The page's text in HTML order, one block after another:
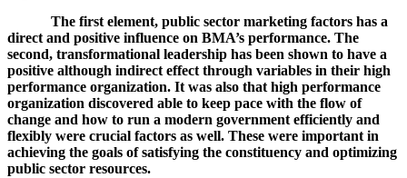
The first element, public sector marketing factors has a
direct and positive influence on BMA’s performance. The
second, transformational leadership has been shown to have a
positive although indirect effect through variables in their high
performance organization. It was also that high performance
organization discovered able to keep pace with the flow of
change and how to run a modern government efficiently and
flexibly were crucial factors as well. These were important in
achieving the goals of satisfying the constituency and optimizing
public sector resources.